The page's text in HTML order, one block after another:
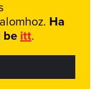
Ha
be itt.